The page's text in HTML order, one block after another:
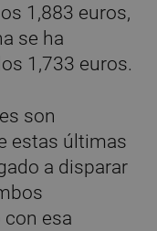
1,883 euros,
se ha
1,733 euros.
son
estas últimas
a disparar
esa